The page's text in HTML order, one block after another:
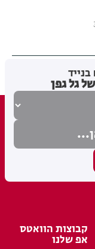
גל גפן
קבוצות הוואטס
אפ שלנו